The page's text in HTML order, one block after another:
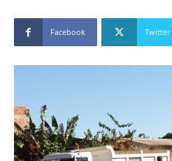
Facebook Twitter